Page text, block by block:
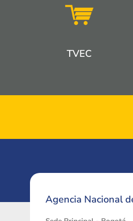
TVEC
Agencia Nacional